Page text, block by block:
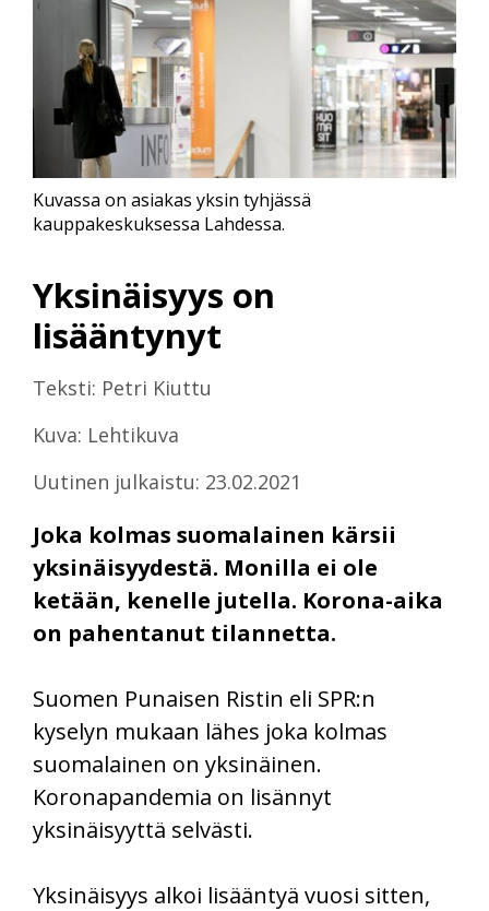
Yksinäisyys on
lisääntynyt
Teksti: Petri Kiuttu
Kuva: Lehtikuva
Uutinen julkaistu: 23.02.2021
Joka kolmas suomalainen kärsii
yksinäisyydestä. Monilla ei ole
ketään, kenelle jutella. Korona-aika
on pahentanut tilannetta.
Kuvassa on asiakas yksin tyhjässä
kauppakeskuksessa Lahdessa.
Suomen Punaisen Ristin eli SPR:n
kyselyn mukaan lähes joka kolmas
suomalainen on yksinäinen.
Koronapandemia on lisännyt
yksinäisyyttä selvästi.
Yksinäisyys alkoi lisääntyä vuosi sitten,